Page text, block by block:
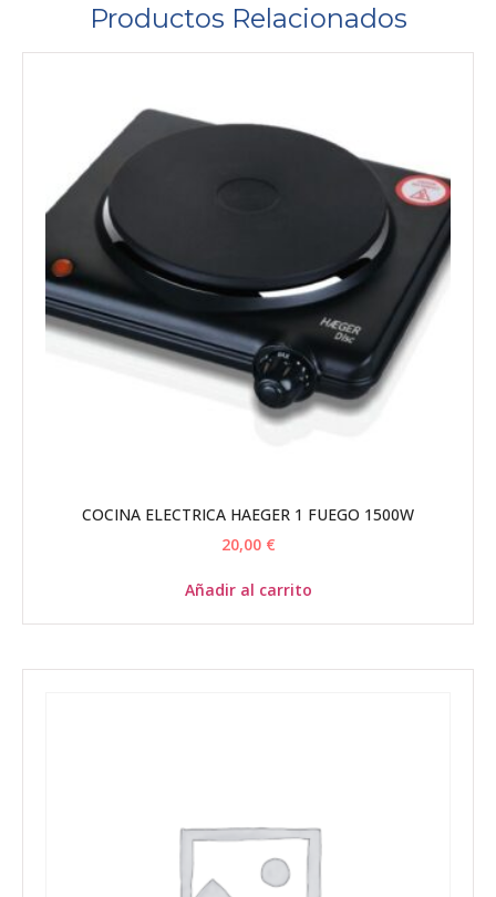
Productos Relacionados
COCINA ELECTRICA HAEGER 1 FUEGO 1500W
20,00 €
Añadir al carrito